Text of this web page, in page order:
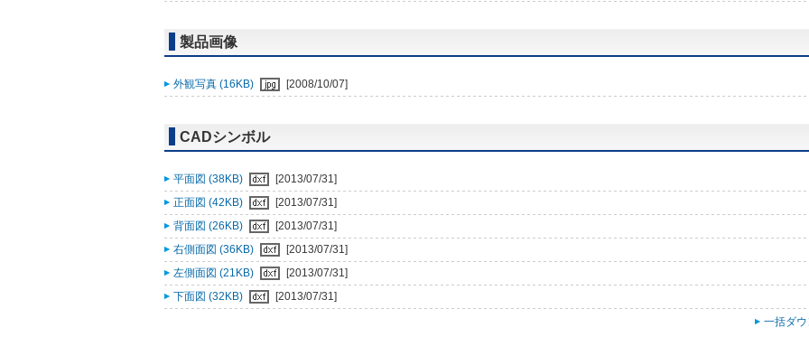
製品画像
外観写真 (16KB) [2008/10/07]
CADシンボル
平面図 (38KB)
[2013/07/31]
正面図 (42KB)
[2013/07/31]
背面図 (26KB)
[2013/07/31]
右側面図 (36KB)
[2013/07/31]
左側面図 (21KB)
[2013/07/31]
下面図 (32KB)
[2013/07/31]
一括ダ